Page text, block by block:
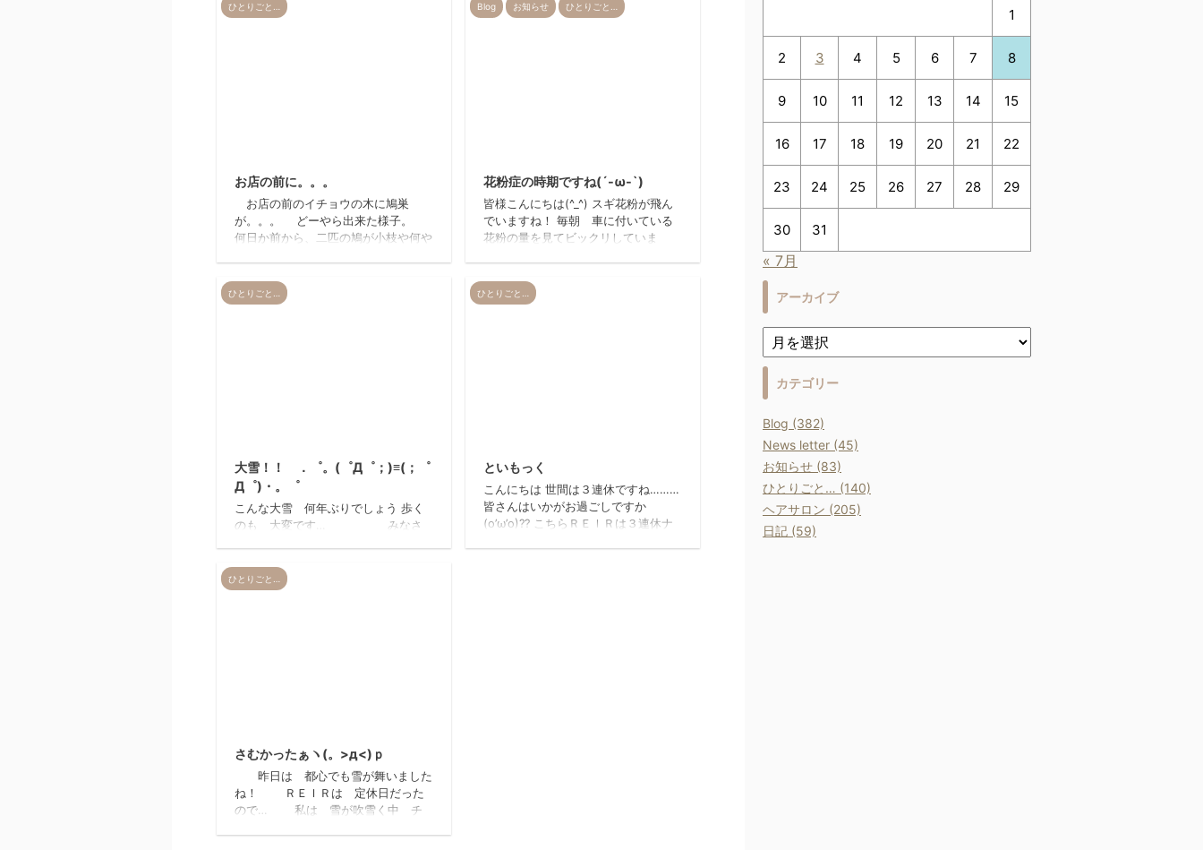
ひとりごと…
お店の前に。。。
お店の前のイチョウの木に鳩巣
が。。。 どーやら出来た様子。
何日か前から、二匹の鳩が小枝や何や
＿＿＿＿ット何日も座り込んでおりま
す。 大事な卵を温めているのでし
Blog お知らせ ひとりごと…
花粉症の時期ですね(´-ω-`)
皆様こんにちは(^_^) スギ花粉が飛ん
でいますね！ 毎朝 車に付いている
花粉の量を見てビックリしていま
´▽｀*) とってもかわいくてお気に入
りです♪ 今回も伊藤オーナーの奥様が
ひとりごと…
大雪！！ ．゜。(゜Д゜；)≡(；゜
Д゜)・。゜
こんな大雪 何年ぶりでしょう 歩く
のも 大変です… みなさ
方 注意してください
ね 昼過ぎまで降るみたいなので
ひとりごと…
といもっく
こんにちは 世間は３連休ですね………
皆さんはいかがお過ごしですか
(o’ω’o)?? こちらＲＥＩＲは３連休ナ
ひとりごと…
さむかったぁヽ(。>д<)ｐ
昨日は 都心でも雪が舞いました
ね！ ＲＥＩＲは 定休日だった
ので… 私は 雪が吹雪く中 チ
1
2 3 4 5 6 7 8
9 10 11 12 13 14 15
16 17 18 19 20 21 22
23 24 25 26 27 28 29
30 31
« 7月
アーカイブ
カテゴリー
Blog (382)
News letter (45)
お知らせ (83)
ひとりごと… (140)
ヘアサロン (205)
日記 (59)